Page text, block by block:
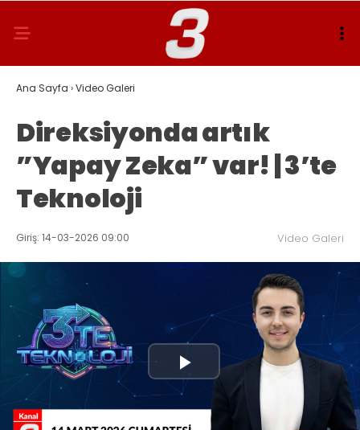
Ana Sayfa ›Video Galeri
Direksiyonda artık
”Yapay Zeka” var! | 3’te
Teknoloji
Giriş: 14-03-2026 09:00 Video Galeri
Play
Video